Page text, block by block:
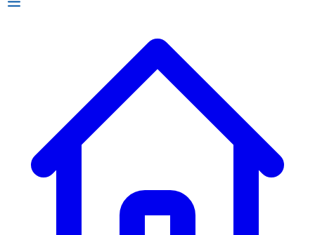
การรับประกันสินค้า
ข่าวสารและโปรโมชั่น
ติดต่อเรา
TH
02 393 3356
ก. เจริญยางยนต์ (บริษัท มิ้งค์ แอนด์ ซีน จำกัด) 2275 ถ.สุขุมวิท
(ระหว่างซอยสุขุมวิท 89/1 - 91) แขวงบางจาก เขตพระโขนง
กรุงเทพมหานคร 10260
ก. เจริญค็อกพิท
อุดมสุข 28 ถนนอุดมสุข แขวงบางนาเหนือ เขตบางนา